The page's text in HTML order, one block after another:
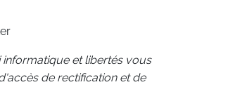
et libertés vous
de rectification et de